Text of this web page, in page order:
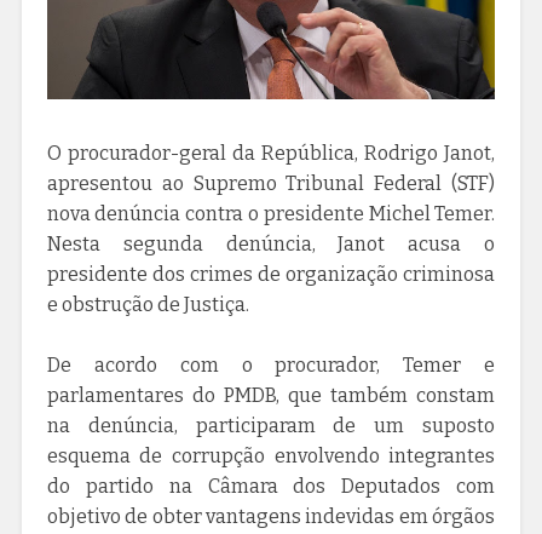
O procurador-geral da República, Rodrigo Janot,
apresentou ao Supremo Tribunal Federal (STF)
nova denúncia contra o presidente Michel Temer.
Nesta segunda denúncia, Janot acusa o
presidente dos crimes de organização criminosa
e obstrução de Justiça.
De acordo com o procurador, Temer e
parlamentares do PMDB, que também constam
na denúncia, participaram de um suposto
esquema de corrupção envolvendo integrantes
do partido na Câmara dos Deputados com
objetivo de obter vantagens indevidas em órgãos